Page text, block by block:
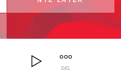
DEL